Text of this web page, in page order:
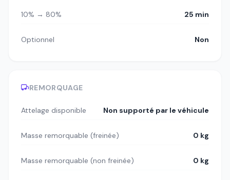
10% → 80% 25 min
Optionnel Non
REMORQUAGE
Attelage disponible Non supporté par le véhicule
Masse remorquable (freinée) 0 kg
Masse remorquable (non freinée) 0 kg